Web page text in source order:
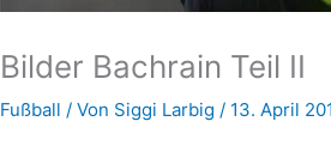
Bilder Bachrain Teil II
Fußball / Von Siggi Larbig / 13. April